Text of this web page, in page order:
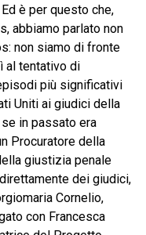
è per questo che,
abbiamo parlato non
non siamo di fronte
al tentativo di
più significativi
Uniti ai giudici della
in passato era
Procuratore della
giustizia penale
dei giudici,
Cornelio,
con Francesca